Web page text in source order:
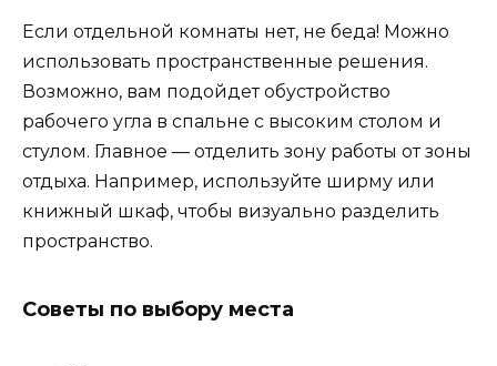
Если отдельной комнаты нет, не беда! Можно
использовать пространственные решения.
Возможно, вам подойдет обустройство
рабочего угла в спальне с высоким столом и
стулом. Главное — отделить зону работы от зоны
отдыха. Например, используйте ширму или
книжный шкаф, чтобы визуально разделить
пространство.
Советы по выбору места